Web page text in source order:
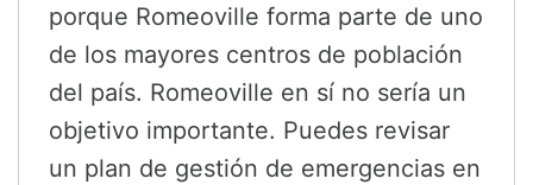
porque Romeoville forma parte de uno
de los mayores centros de población
del país. Romeoville en sí no sería un
objetivo importante. Puedes revisar
un plan de gestión de emergencias en